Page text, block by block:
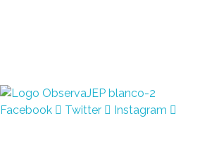
Observa JEP
Observatorio de la Jurisdicción Especial para la Paz
Facebook Twitter Instagram